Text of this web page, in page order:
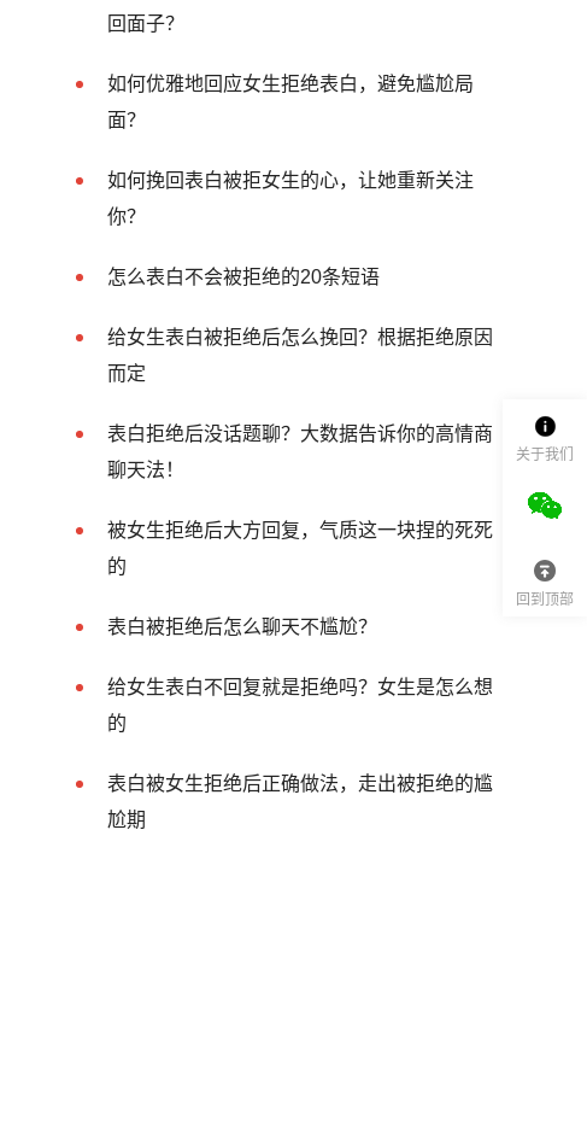
回面子？
如何优雅地回应女生拒绝表白，避免尴尬局
面？
如何挽回表白被拒女生的心，让她重新关注
你？
怎么表白不会被拒绝的20条短语
给女生表白被拒绝后怎么挽回？根据拒绝原因
而定
表白拒绝后没话题聊？大数据告诉你的高情商
聊天法！
被女生拒绝后大方回复，气质这一块捏的死死
的
表白被拒绝后怎么聊天不尴尬？
给女生表白不回复就是拒绝吗？女生是怎么想
的
表白被女生拒绝后正确做法，走出被拒绝的尴
尬期
关于我们
回到顶部